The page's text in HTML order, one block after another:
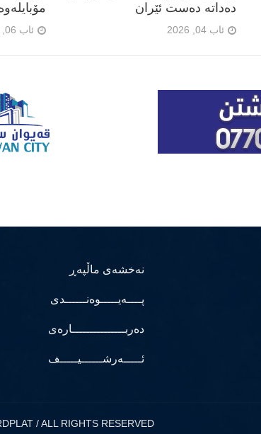
مۆبایلەوە 50٪ کەمی
ئاب 06, 2026
دەداتە دەست ئێران
ئاب 04, 2026
نەخشەی ماڵپەڕ
پــــەیـــــوەنــــــدی
دەربـــــــــــــــارەی
ئـــــەرشــــــیـــــف
/ ALL RIGHTS RESERVED